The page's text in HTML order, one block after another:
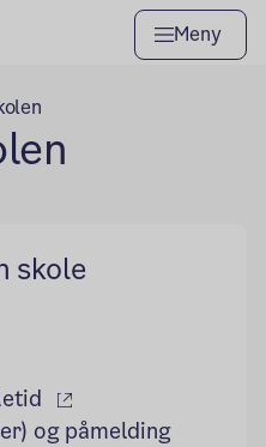
Meny
skole
(ekstern lenke)
og påmelding